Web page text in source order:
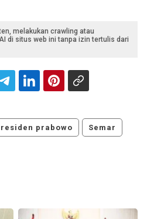
melakukan crawling atau
di situs web ini tanpa izin tertulis dari
prabowo Semar